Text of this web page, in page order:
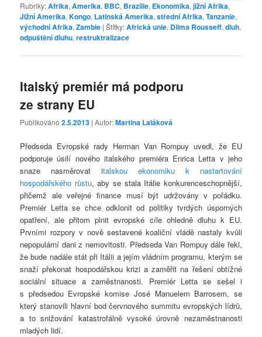
Rubriky:Afrika,Amerika, BBC, Brazílie, Ekonomika,jižní Afrika,
Jižní Amerika,Kongo, Latinská Amerika,střední Afrika,Tanzanie,
východní Afrika,Zambie |Štítky:Africká unie, Dilma Rousseff,dluh,
odpuštění dluhu,restruktralizace
Italský premiér má podporu
ze strany EU
Publikováno2.5.2013 | Autor:Martina Laláková
Předseda Evropské rady Herman Van Rompuy uvedl, že EU
podporuje úsilí nového italského premiéra Enrica Letta v jeho
snaze nasměrovat italskou ekonomiku k nastartování
hospodářského růstu, aby se stala Itálie konkurenceschopnější,
přičemž ale veřejné finance musí být udržovány v pořádku.
Premiér Letta se chce odklonit od politiky tvrdých úsporných
opatření, ale přitom plnit evropské cíle ohledně dluhu k EU.
Prvními rozpory v nově sestavené koaliční vládě nastaly kvůli
nepopulární dani z nemovitosti. Předseda Van Rompuy dále řekl,
že bude nadále stát při Itálii a jejím vládním programu, kterým se
snaží překonat hospodářskou krizi a zaměřit na řešení obtížné
sociální situace a zaměstnanosti. Premiér Letta se sešel i
s předsedou Evropské komise José Manuelem Barrosem, se
který stanovili hlavní bod červnového summitu evropských lídrů,
a to snižování katastrofálně vysoké úrovně nezaměstnanosti
mladých lidí.